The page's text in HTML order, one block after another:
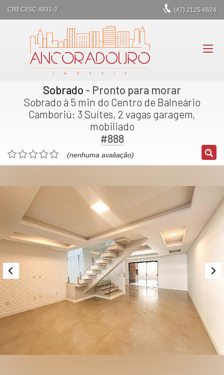
CRECI/SC 4931-J (47) 2125-6624
Sobrado - Pronto para morar
Sobrado à 5 min do Centro de Balneário
Camboriú: 3 Suítes, 2 vagas garagem,
mobiliado
#888
(nenhuma avaliação)